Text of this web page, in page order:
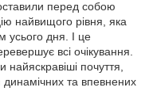
перед собою
найвищого рівня, яка
усього дня. І це
всі очікування.
почуття,
та впевнених